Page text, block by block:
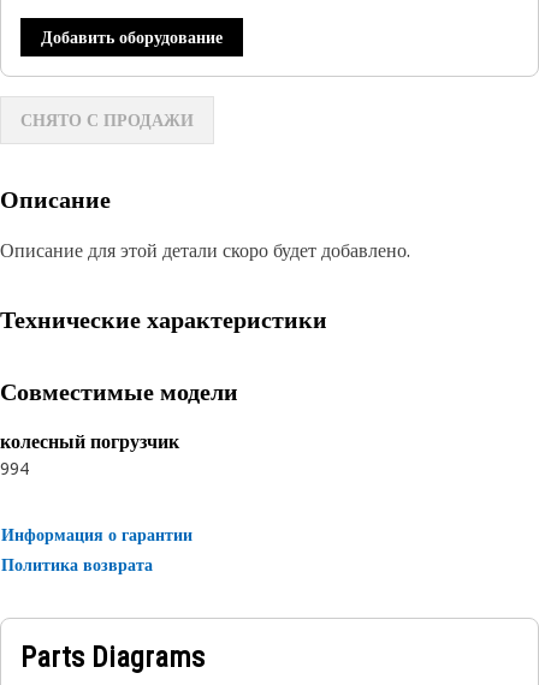
Добавить оборудование
СНЯТО С ПРОДАЖИ
Описание
Описание для этой детали скоро будет добавлено.
Технические характеристики
Совместимые модели
колесный погрузчик
994
Информация о гарантии
Политика возврата
Parts Diagrams